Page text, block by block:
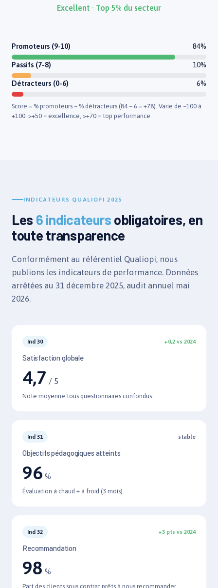
Excellent · Top 5% du secteur
Promoteurs (9-10) 84%
Passifs (7-8) 10%
Détracteurs (0-6) 6%
Score = % promoteurs − % détracteurs (84 − 6 = +78). Varie de −100 à
+100. >+50 = excellence, >+70 = top performance.
INDICATEURS QUALIOPI 2025
Les 6 indicateurs obligatoires, en
toute transparence
Conformément au référentiel Qualiopi, nous
publions les indicateurs de performance. Données
arrêtées au 31 décembre 2025, audit annuel mai
2026.
Ind 30 +0,2 vs 2024
Satisfaction globale
4,7 / 5
Note moyenne tous questionnaires confondus.
Ind 31 stable
Objectifs pédagogiques atteints
96 %
Évaluation à chaud + à froid (3 mois).
Ind 32 +3 pts vs 2024
Recommandation
98 %
Part des clients sous contrat prêts à nous recommander.